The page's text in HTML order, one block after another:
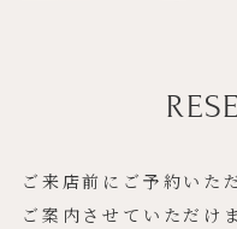
ご来店前にご予約いた
ご案内させていただけ